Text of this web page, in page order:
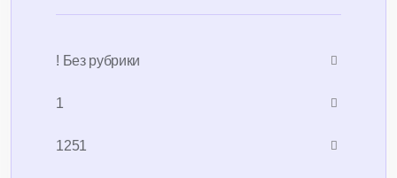
! Без рубрики
1
1251